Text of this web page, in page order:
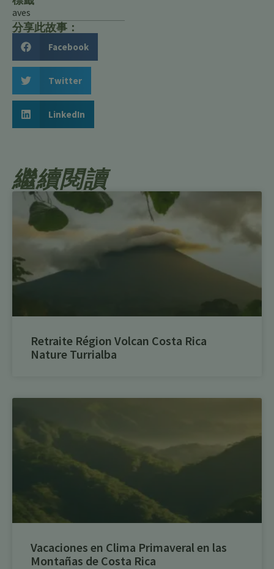
aves
分享此故事：
Facebook
Twitter
LinkedIn
繼續閱讀
Retraite Région Volcan Costa Rica
Nature Turrialba
Vacaciones en Clima Primaveral en las
Montañas de Costa Rica